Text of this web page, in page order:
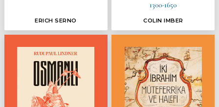
ERICH SERNO
1300-1650
COLIN IMBER